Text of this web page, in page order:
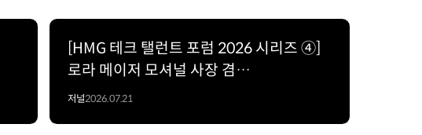
[HMG 테크 탤런트 포럼 2026 시리즈 ④]
로라 메이저 모셔널 사장 겸
CEO(President & CEO); 레벨 4 자율주행
저널2026.07.21